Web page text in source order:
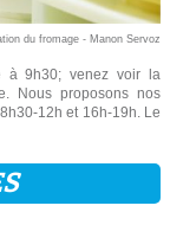
du fromage - Manon Servoz
à 9h30; venez voir la
Nous proposons nos
12h et 16h-19h. Le